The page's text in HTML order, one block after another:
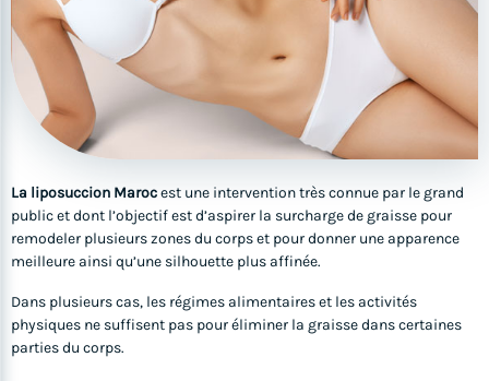
La liposuccion Marocest une intervention très connue par le grand
public et dont l’objectif est d’aspirer la surcharge de graisse pour
remodeler plusieurs zones du corps et pour donner une apparence
meilleure ainsi qu’une silhouette plus affinée.
Dans plusieurs cas, les régimes alimentaires et les activités
physiques ne suffisent pas pour éliminer la graisse dans certaines
parties du corps.